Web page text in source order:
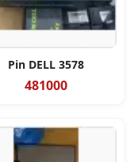
Pin DELL 3578
481000